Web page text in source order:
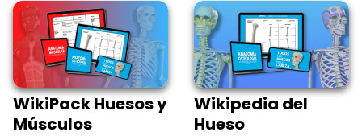
WikiPack Huesos y
Músculos
Wikipedia del
Hueso